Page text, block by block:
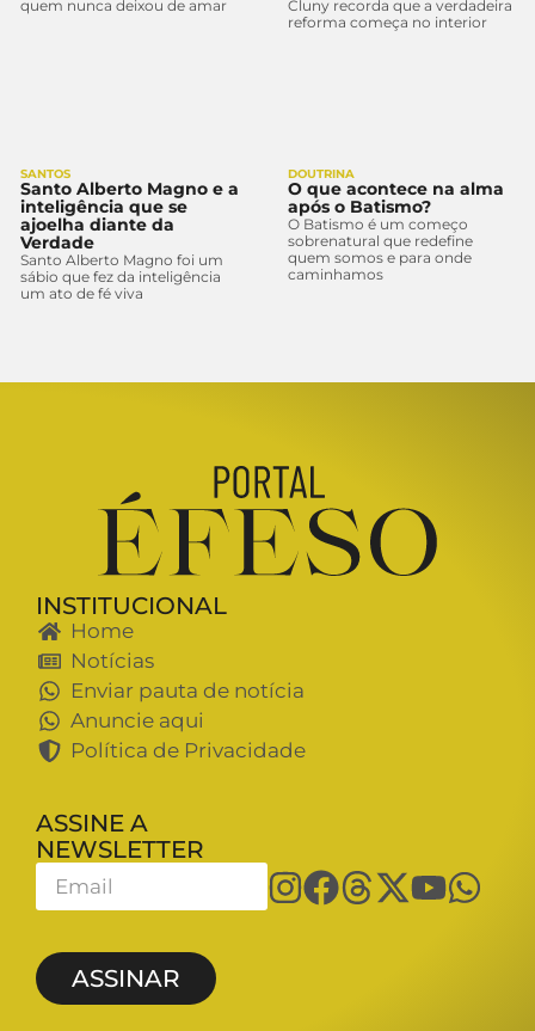
quem nunca deixou de amar
Cluny recorda que a verdadeira
reforma começa no interior
SANTOS
Santo Alberto Magno e a
inteligência que se
ajoelha diante da
Verdade
Santo Alberto Magno foi um
sábio que fez da inteligência
um ato de fé viva
DOUTRINA
O que acontece na alma
após o Batismo?
O Batismo é um começo
sobrenatural que redefine
quem somos e para onde
caminhamos
INSTITUCIONAL
Home
Notícias
Enviar pauta de notícia
Anuncie aqui
Política de Privacidade
ASSINE A
NEWSLETTER
ASSINAR